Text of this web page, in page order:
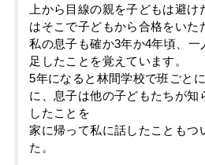
上から目線の親を子どもは避け
はそこで子どもから合格をいた
私の息子も確か3年か4年頃、一
足したことを覚えています。
5年になると林間学校で班ごと
に、息子は他の子どもたちが知
したことを
家に帰って私に話したこともつ
た。